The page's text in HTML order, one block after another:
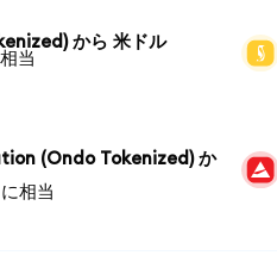
から 米ドル
当
(Ondo Tokenized) か
相当